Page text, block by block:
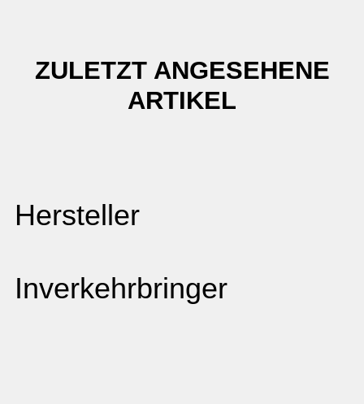
ZULETZT ANGESEHENE
ARTIKEL
Hersteller
Inverkehrbringer